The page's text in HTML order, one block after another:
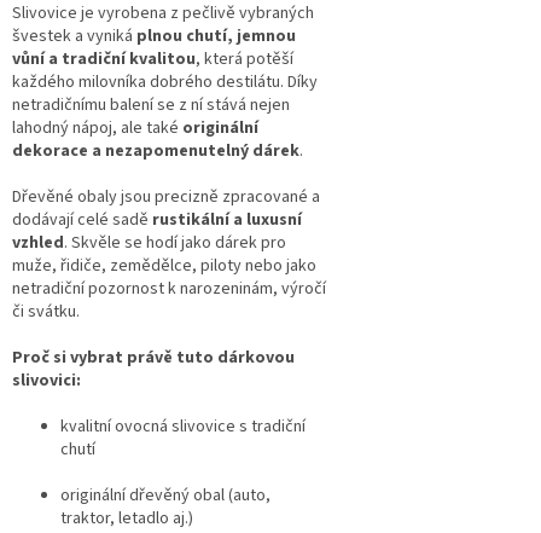
Slivovice je vyrobena z pečlivě vybraných
švestek a vyniká plnou chutí, jemnou
vůní a tradiční kvalitou, která potěší
každého milovníka dobrého destilátu. Díky
netradičnímu balení se z ní stává nejen
lahodný nápoj, ale také originální
dekorace a nezapomenutelný dárek.
Dřevěné obaly jsou precizně zpracované a
dodávají celé sadě rustikální a luxusní
vzhled. Skvěle se hodí jako dárek pro
muže, řidiče, zemědělce, piloty nebo jako
netradiční pozornost k narozeninám, výročí
či svátku.
Proč si vybrat právě tuto dárkovou
slivovici:
kvalitní ovocná slivovice s tradiční
chutí
originální dřevěný obal (auto,
traktor, letadlo aj.)